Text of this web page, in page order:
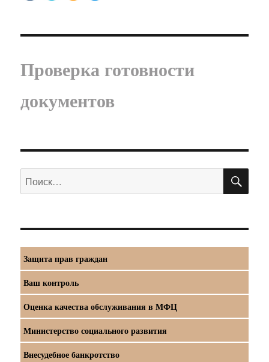
Проверка готовности
документов
Искать:
Защита прав граждан
Ваш контроль
Оценка качества обслуживания в МФЦ
Министерство социального развития
Внесудебное банкротство